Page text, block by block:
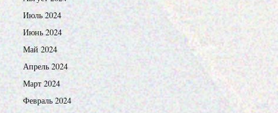
Июль 2024
Июнь 2024
Май 2024
Апрель 2024
Март 2024
Февраль 2024